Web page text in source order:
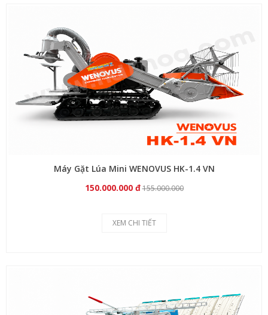
Máy Gặt Lúa Mini WENOVUS HK-1.4 VN
150.000.000 đ155.000.000
XEM CHI TIẾT